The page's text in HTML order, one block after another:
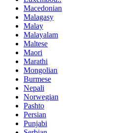
Macedonian
Malagasy
Malay
Malayalam
Maltese
Maori
Marathi
Mongolian
Burmese
Nepali
Norwegian
Pashto
Persian
Punjabi